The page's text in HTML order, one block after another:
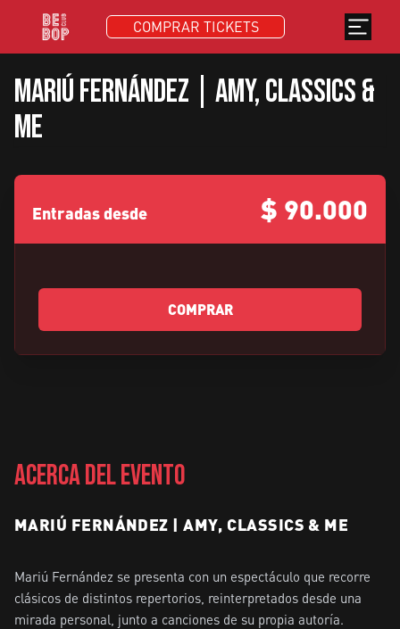
COMPRAR TICKETS
Mariú Fernández | Amy, Classics &
Me
Entradas desde $ 90.000
COMPRAR
ACERCA DEL EVENTO
MARIÚ FERNÁNDEZ | AMY, CLASSICS & ME
Mariú Fernández se presenta con un espectáculo que recorre
clásicos de distintos repertorios, reinterpretados desde una
mirada personal, junto a canciones de su propia autoría.